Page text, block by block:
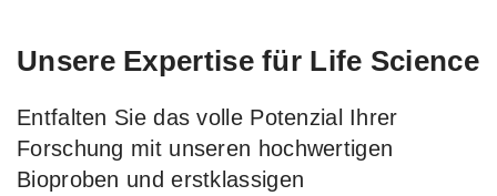
Unsere Expertise für Life Science
Entfalten Sie das volle Potenzial Ihrer
Forschung mit unseren hochwertigen
Bioproben und erstklassigen